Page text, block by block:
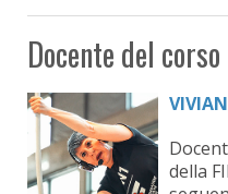
Docente del corso
della